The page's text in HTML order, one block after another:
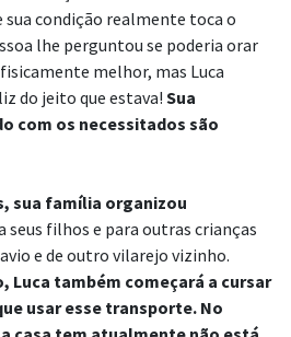
sua condição realmente toca o
lhe perguntou se poderia orar
melhor, mas Luca
do jeito que estava! Sua
com os necessitados são
sua família organizou
seus filhos e para outras crianças
e de outro vilarejo vizinho.
Luca também começará a cursar
usar esse transporte. No